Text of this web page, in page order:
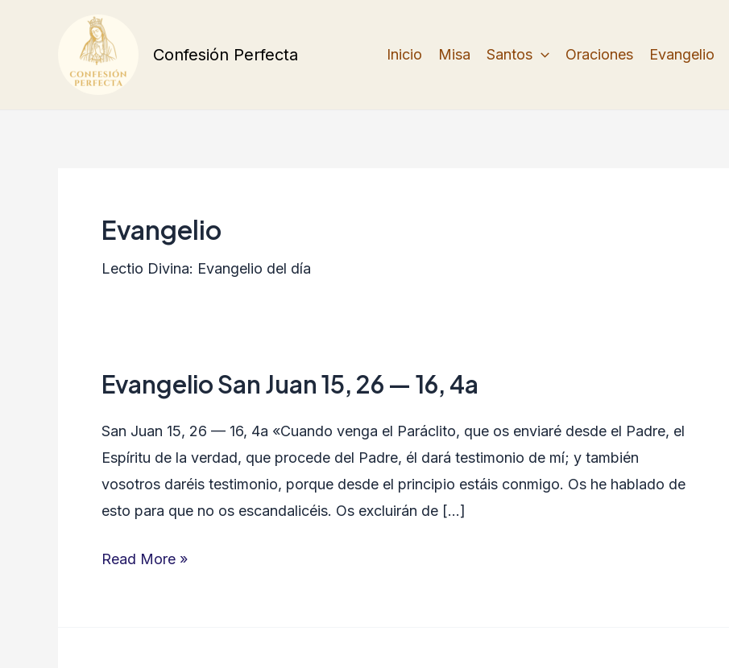
Confesión Perfecta Inicio Misa Santos Oraciones Evangelio
Evangelio
Lectio Divina: Evangelio del día
Evangelio San Juan 15, 26 — 16, 4a
San Juan 15, 26 — 16, 4a «Cuando venga el Paráclito, que os enviaré desde el Padre, el
Espíritu de la verdad, que procede del Padre, él dará testimonio de mí; y también
vosotros daréis testimonio, porque desde el principio estáis conmigo. Os he hablado de
esto para que no os escandalicéis. Os excluirán de […]
Evangelio
Juan
15,
26
—
4a
Read More »